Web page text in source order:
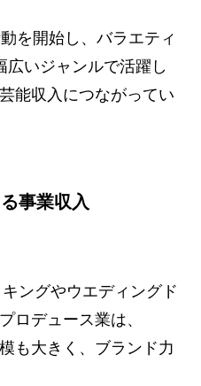
を開始し、バラエティ
広いジャンルで活躍し
能収入につながってい
事業収入
ングやウエディングド
ロデュース業は、
も大きく、ブランド力